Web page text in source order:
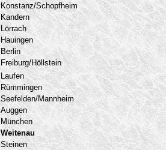
Konstanz/Schopfheim
Kandern
Lörrach
Hauingen
Berlin
Freiburg/Höllstein
Laufen
Rümmingen
Seefelden/Mannheim
Auggen
München
Weitenau
Steinen